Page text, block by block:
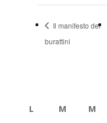
Il manifesto dei
burattini
L M M